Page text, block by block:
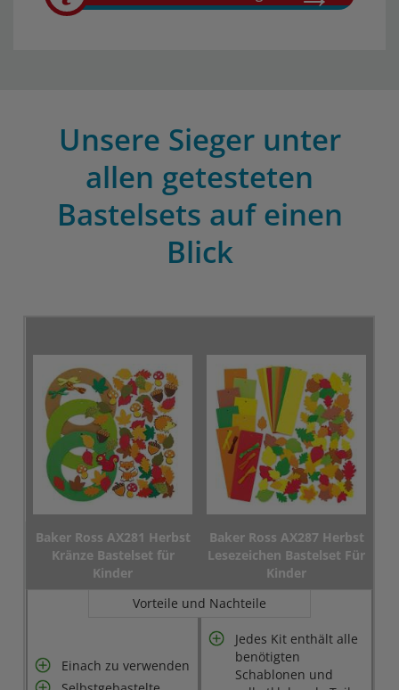
Unsere Sieger unter
allen getesteten
Bastelsets auf einen
Blick
Baker Ross AX281 Herbst
Kränze Bastelset für
Kinder
Baker Ross AX287 Herbst
Lesezeichen Bastelset Für
Kinder
Vorteile und Nachteile
Einach zu verwenden
Jedes Kit enthält alle
benötigten
Schablonen und